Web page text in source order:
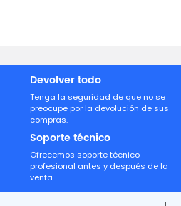
Devolver todo
Tenga la seguridad de que no se
preocupe por la devolución de sus
compras.
Soporte técnico
Ofrecemos soporte técnico
profesional antes y después de la
venta.